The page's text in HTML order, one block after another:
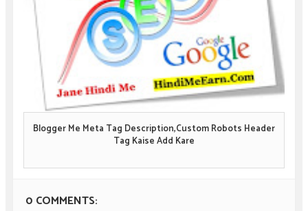
Blogger Me Meta Tag Description,Custom Robots Header
Tag Kaise Add Kare
0 COMMENTS: